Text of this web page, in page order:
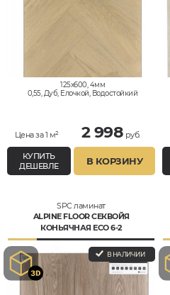
125x600, 4мм
0,55, Дуб, Елочкой, Водостойкий
Цена за 1 м² 2 998 руб.
КУПИТЬ
ДЕШЕВЛЕ
В КОРЗИНУ
SPC ламинат
ALPINE FLOOR СЕКВОЙЯ
КОНЬЯЧНАЯ ЕСО 6-2
В НАЛИЧИИ